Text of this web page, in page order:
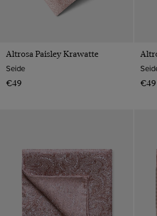
Altrosa Paisley Krawatte
Seide
€49
€49